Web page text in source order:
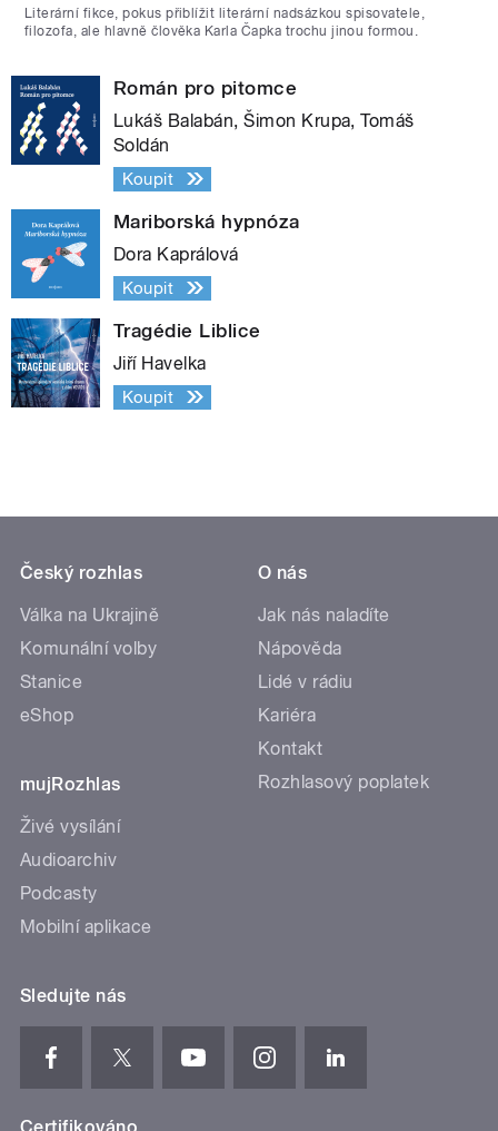
Literární fikce, pokus přiblížit literární nadsázkou spisovatele,
filozofa, ale hlavně člověka Karla Čapka trochu jinou formou.
Román pro pitomce
Lukáš Balabán, Šimon Krupa, Tomáš
Soldán
Koupit
Mariborská hypnóza
Dora Kaprálová
Koupit
Tragédie Liblice
Jiří Havelka
Koupit
Český rozhlas
Válka na Ukrajině
Komunální volby
Stanice
eShop
mujRozhlas
Živé vysílání
Audioarchiv
Podcasty
Mobilní aplikace
O nás
Jak nás naladíte
Nápověda
Lidé v rádiu
Kariéra
Kontakt
Rozhlasový poplatek
Sledujte nás